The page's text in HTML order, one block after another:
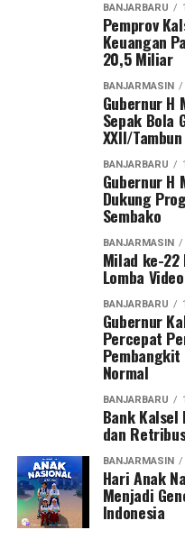
BANJARBARU
Pemprov
Keuangan
20,5 Miliar
BANJARMASIN
Gubernur H
Sepak Bola
XXII/
BANJARBARU
Gubernur H
Dukung
Sembako
BANJARMASIN
Milad ke-22
Lomba
BANJARBARU
Gubernur
Percepat
Normal
BANJARBARU
Bank Kalsel
dan
BANJARMASIN
Hari Anak
Menjadi
Indonesia